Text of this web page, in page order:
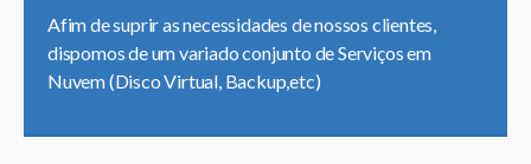
Afim de suprir as necessidades de nossos clientes,
dispomos de um variado conjunto de Serviços em
Nuvem (Disco Virtual, Backup,etc)